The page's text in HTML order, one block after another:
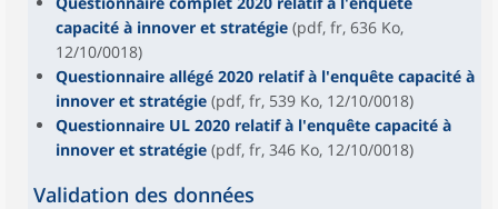
capacité à innover et stratégie (pdf, fr, 636 Ko,
12/10/0018)
Questionnaire allégé 2020 relatif à l'enquête capacité à
innover et stratégie (pdf, fr, 539 Ko, 12/10/0018)
Questionnaire UL 2020 relatif à l'enquête capacité à
innover et stratégie (pdf, fr, 346 Ko, 12/10/0018)
Validation des données